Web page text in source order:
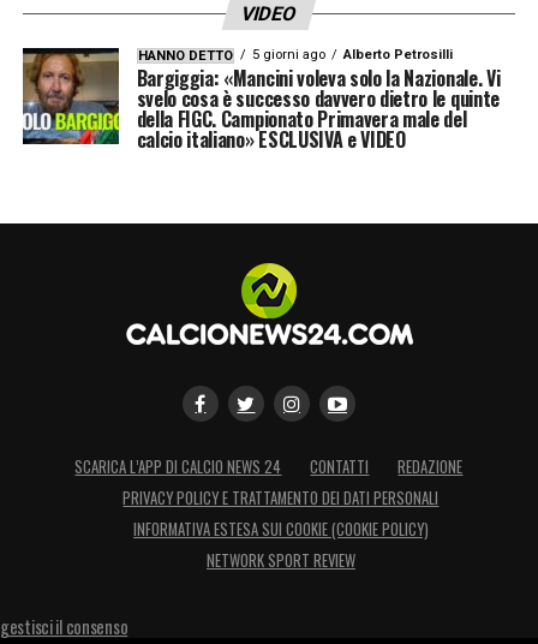
VIDEO
HANNO DETTO 5 giorni ago Alberto Petrosilli
Bargiggia: «Mancini voleva solo la Nazionale. Vi
svelo cosa è successo davvero dietro le quinte
della FIGC. Campionato Primavera male del
calcio italiano» ESCLUSIVA e VIDEO
SCARICA L’APP DI CALCIO NEWS 24 CONTATTI
REDAZIONE
PRIVACY POLICY E TRATTAMENTO DEI DATI PERSONALI
INFORMATIVA ESTESA SUI COOKIE (COOKIE POLICY)
NETWORK SPORT REVIEW
gestisci il consenso